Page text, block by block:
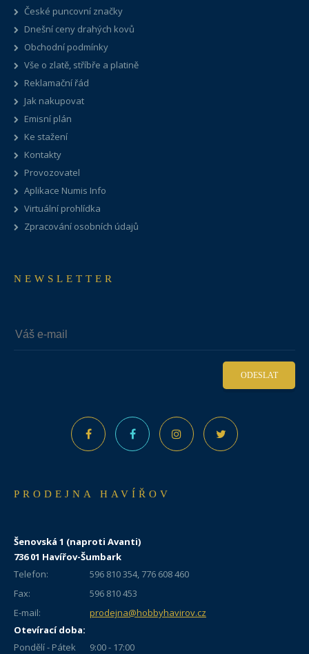
České puncovní značky
Dnešní ceny drahých kovů
Obchodní podmínky
Vše o zlatě, stříbře a platině
Reklamační řád
Jak nakupovat
Emisní plán
Ke stažení
Kontakty
Provozovatel
Aplikace Numis Info
Virtuální prohlídka
Zpracování osobních údajů
NEWSLETTER
ODESLAT
PRODEJNA HAVÍŘOV
Šenovská 1 (naproti Avanti)
736 01 Havířov-Šumbark
Telefon:
596 810 354, 776 608 460
Fax:
596 810 453
E-mail:
prodejna@hobbyhavirov.cz
Otevírací doba:
Pondělí - Pátek
9:00 - 17:00